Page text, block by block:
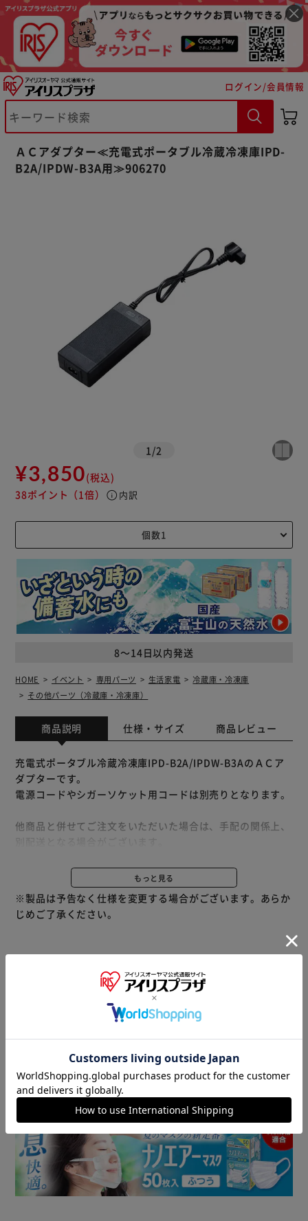
ログイン/会員情報
ＡＣアダプター≪充電式ポータブル冷蔵冷凍庫IPD-
B2A/IPDW-B3A用≫906270
1 /2
¥3,850(税込)
38ポイント （1倍） info 内訳
8～14日以内発送
HOME イベント 専用パーツ 生活家電
冷蔵庫・冷凍庫
その他パーツ（冷蔵庫・冷凍庫）
商品説明 仕様・サイズ 商品レビュー
充電式ポータブル冷蔵冷凍庫IPD-B2A/IPDW-B3AのＡＣア
ダプターです。
電源コードやシガーソケット用コードは別売りとなります。
他商品と併せてご注文をいただいた場合は、手配の関係上、
もっと見る
※製品は予告なく仕様を変更する場合がございます。あらか
じめご了承ください。
※ご確認ください
カートに入れる 購入手続きへ